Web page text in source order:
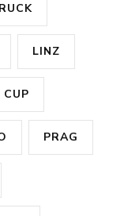
LINZ
PRAG